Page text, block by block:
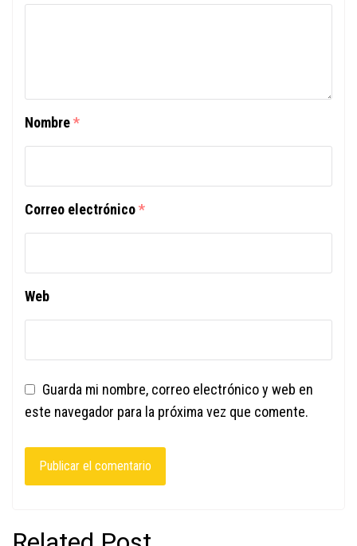
Nombre*
Correo electrónico*
Web
Guarda mi nombre, correo electrónico y web en
este navegador para la próxima vez que comente.